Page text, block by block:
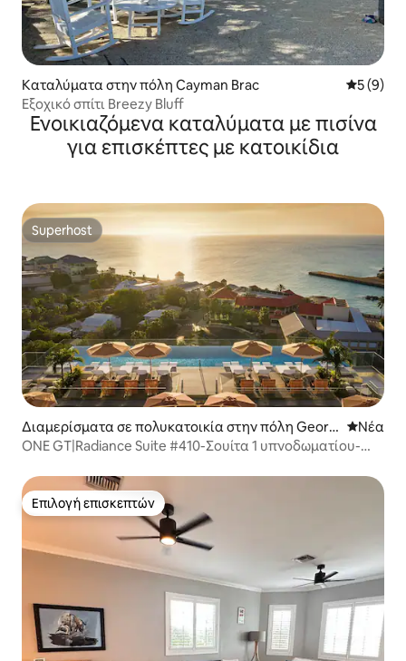
Καταλύματα στην πόλη Cayman Brac Μέση
5 (9)
Εξοχικό σπίτι Breezy Bluff
Ενοικιαζόμενα καταλύματα με πισίνα
για επισκέπτες με κατοικίδια
Superhost
Superhost
Διαμερίσματα σε πολυκατοικία στην πόλη Georg
e Town
Νέος
Νέα
ONE GT|Radiance Suite #410-Σουίτα 1 υπνοδωματίου-
Επιλογή επισκεπτών
Επιλογή επισκεπτών